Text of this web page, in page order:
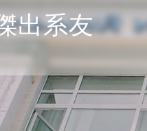
出系友